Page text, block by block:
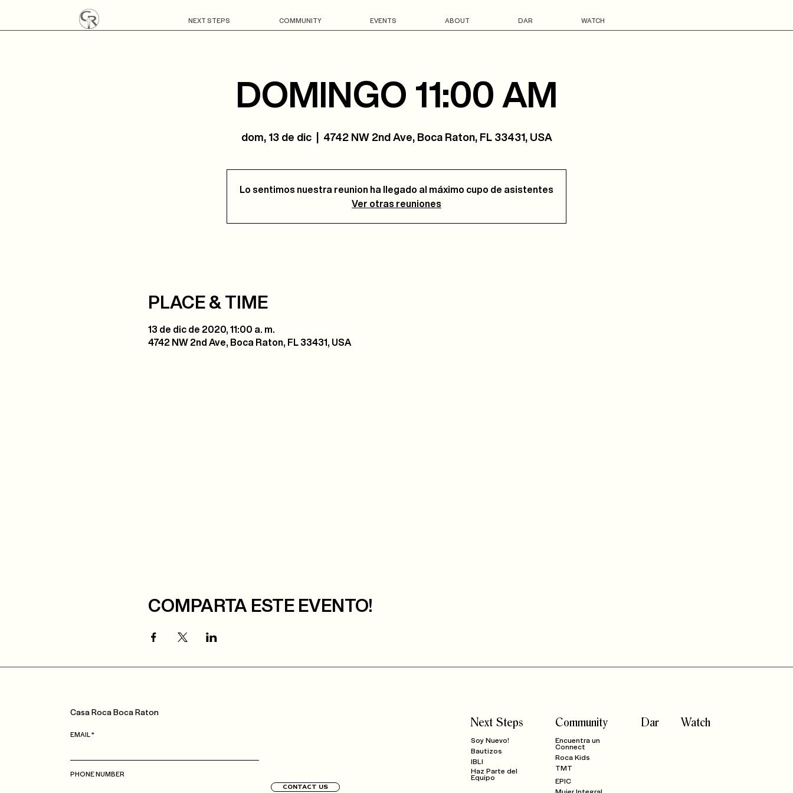
NEXT STEPS COMMUNITY EVENTS ABOUT DAR WATCH
DOMINGO 11:00 AM
dom, 13 de dic
  |
4742 NW 2nd Ave, Boca Raton, FL 33431, USA
Lo sentimos nuestra reunion ha llegado al máximo cupo de asistentes
Ver otras reuniones
PLACE & TIME
13 de dic de 2020, 11:00 a. m.
4742 NW 2nd Ave, Boca Raton, FL 33431, USA
COMPARTA ESTE EVENTO!
CasaRocaBoca Raton
EMAIL
PHONE NUMBER
CONTACT US
Next Steps
Soy Nuevo!
Bautizos
IBLI
Haz Parte del
Equipo
Community Dar Watch
Encuentra un
Connect
Roca Kids
TMT
EPIC